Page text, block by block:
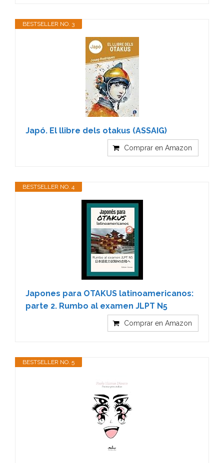
BESTSELLER NO. 3
Japó. El llibre dels otakus (ASSAIG)
Comprar en Amazon
BESTSELLER NO. 4
Japones para OTAKUS latinoamericanos:
parte 2. Rumbo al examen JLPT N5
Comprar en Amazon
BESTSELLER NO. 5